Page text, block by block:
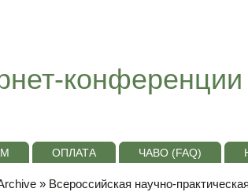
конференции
ОПЛАТА ЧАВО (FAQ)
» Всероссийская научно-